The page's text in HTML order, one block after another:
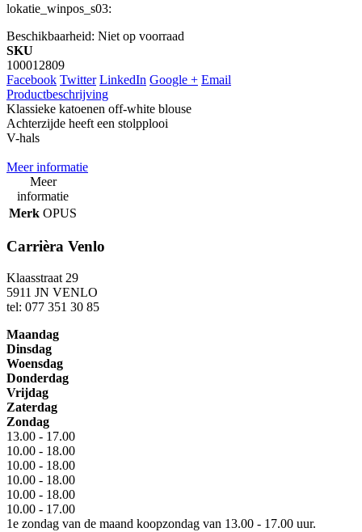
lokatie_winpos_s03:
Beschikbaarheid: Niet op voorraad
SKU
100012809
Facebook Twitter LinkedIn Google + Email
Productbeschrijving
Klassieke katoenen off-white blouse
Achterzijde heeft een stolpplooi
V-hals
Meer informatie
Meer
informatie
Merk OPUS
Carrièra Venlo
Klaasstraat 29
5911 JN VENLO
tel: 077 351 30 85
Maandag
Dinsdag
Woensdag
Donderdag
Vrijdag
Zaterdag
Zondag
13.00 - 17.00
10.00 - 18.00
10.00 - 18.00
10.00 - 18.00
10.00 - 18.00
10.00 - 17.00
1e zondag van de maand koopzondag van 13.00 - 17.00 uur.